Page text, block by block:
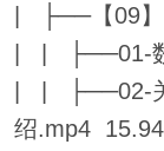
| ├──【09】
| | ├──01-
| | ├──02-
绍.mp4